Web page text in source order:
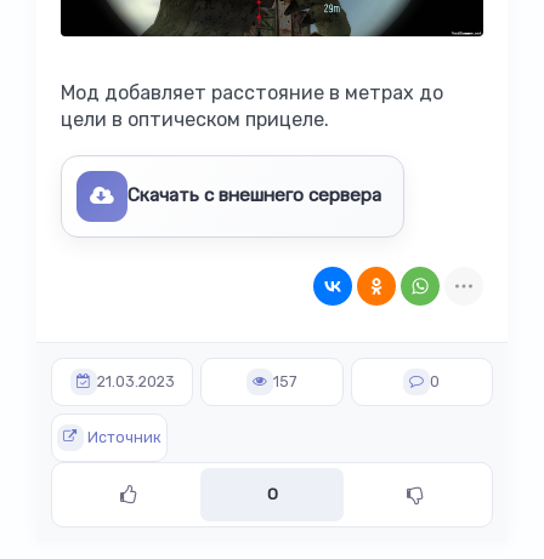
Мод добавляет расстояние в метрах до
цели в оптическом прицеле.
Скачать с внешнего сервера
21.03.2023 157 0
Источник
0